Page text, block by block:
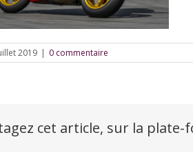
2019 | 0 commentaire
cet article, sur la plate-